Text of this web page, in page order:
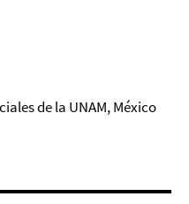
de la UNAM, México